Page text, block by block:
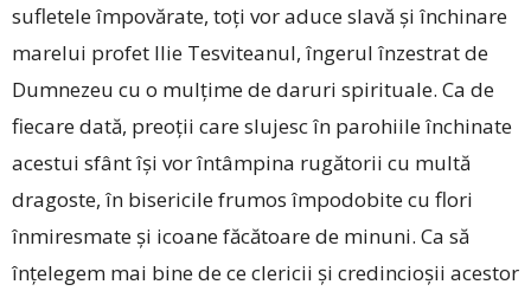
sufletele împovărate, toți vor aduce slavă și închinare
marelui profet Ilie Tesviteanul, îngerul înzestrat de
Dumnezeu cu o mulțime de daruri spirituale. Ca de
fiecare dată, preoții care slujesc în parohiile închinate
acestui sfânt își vor întâmpina rugătorii cu multă
dragoste, în bisericile frumos împodobite cu flori
înmiresmate și icoane făcătoare de minuni. Ca să
înțelegem mai bine de ce clericii și credincioșii acestor